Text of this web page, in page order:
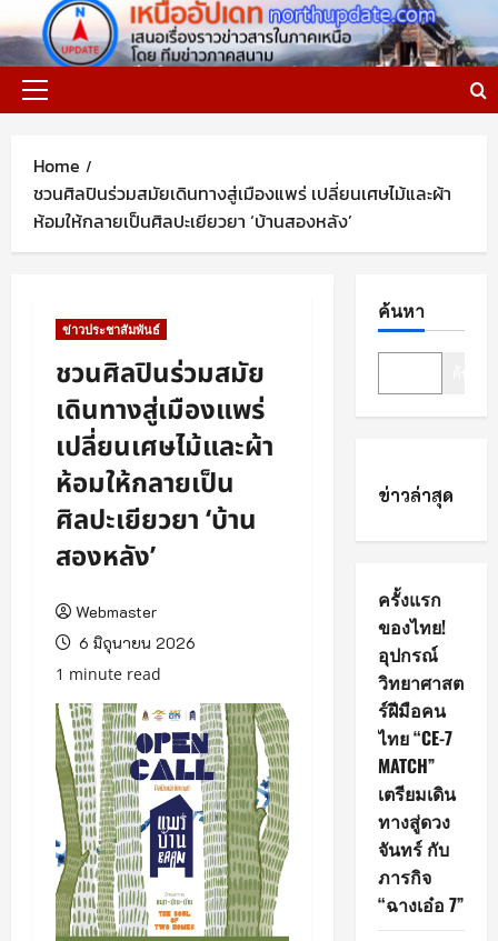
to
content
Primary
Home
ชวนศิลปินร่วมสมัยเดินทางสู่เมืองแพร่ เปลี่ยนเศษไม้และผ้า
ห้อมให้กลายเป็นศิลปะเยียวยา ‘บ้านสองหลัง’
ข่าวประชาสัมพันธ์
ชวนศิลปินร่วมสมัย
เดินทางสู่เมืองแพร่
เปลี่ยนเศษไม้และผ้า
ห้อมให้กลายเป็น
ศิลปะเยียวยา ‘บ้าน
สองหลัง’
Webmaster
6 มิถุนายน 2026
1 minute read
ค้นหา
ข่าวล่าสุด
ครั้งแรก
ของไทย!
อุปกรณ์
วิทยาศาสต
ร์ฝีมือคน
ไทย “CE-7
MATCH”
เตรียมเดิน
ทางสู่ดวง
จันทร์ กับ
ภารกิจ
“ฉางเอ๋อ 7”